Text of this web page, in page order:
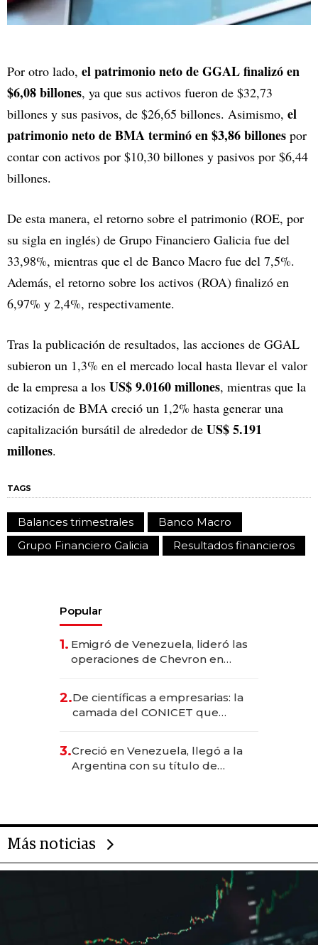
Por otro lado, el patrimonio neto de GGAL finalizó en
$6,08 billones, ya que sus activos fueron de $32,73
billones y sus pasivos, de $26,65 billones. Asimismo, el
patrimonio neto de BMA terminó en $3,86 billones por
contar con activos por $10,30 billones y pasivos por $6,44
billones.
De esta manera, el retorno sobre el patrimonio (ROE, por
su sigla en inglés) de Grupo Financiero Galicia fue del
33,98%, mientras que el de Banco Macro fue del 7,5%.
Además, el retorno sobre los activos (ROA) finalizó en
6,97% y 2,4%, respectivamente.
Tras la publicación de resultados, las acciones de GGAL
subieron un 1,3% en el mercado local hasta llevar el valor
de la empresa a los US$ 9.0160 millones, mientras que la
cotización de BMA creció un 1,2% hasta generar una
capitalización bursátil de alrededor de US$ 5.191
millones.
TAGS
Balances trimestrales
Banco Macro
Grupo Financiero Galicia
Resultados financieros
Popular
1. Emigró de Venezuela, lideró las
operaciones de Chevron en
2.De científicas a empresarias: la
camada del CONICET que
3.Creció en Venezuela, llegó a la
Argentina con su título de
Más noticias